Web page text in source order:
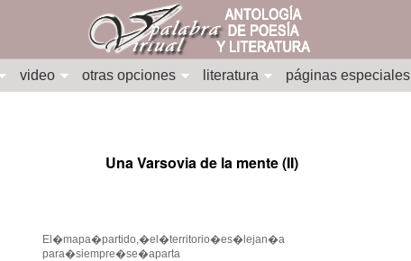
video otras opciones literatura páginas especiales
Una Varsovia de la mente (II)
El�mapa�partido,�el�territorio�es�lejan�a
para�siempre�se�aparta